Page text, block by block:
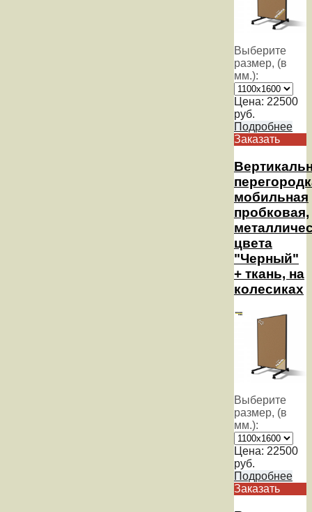
Выберите
размер, (в
мм.):
Цена: 22500
руб.
Подробнее
Заказать
мобильная
пробковая,
цвета
"Черный"
+ ткань, на
колесиках
Выберите
размер, (в
мм.):
Цена: 22500
руб.
Подробнее
Заказать